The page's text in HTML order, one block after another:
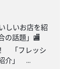
しいお店を紹
の話題」🏬
「フレッシ
介」 ...